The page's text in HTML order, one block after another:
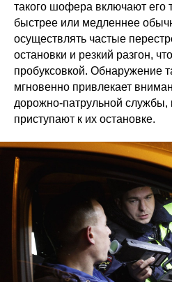
такого шофера включают его
быстрее или медленнее
осуществлять частые
остановки и резкий разгон,
пробуксовкой. Обнаружение
мгновенно привлекает
дорожно-патрульной
приступают к их остановке.